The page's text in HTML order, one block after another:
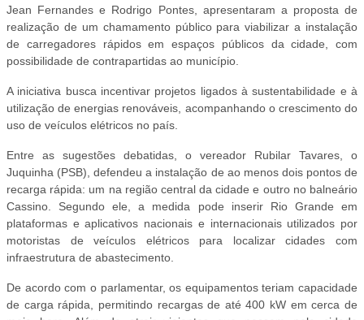
Jean Fernandes e Rodrigo Pontes, apresentaram a proposta de
realização de um chamamento público para viabilizar a instalação
de carregadores rápidos em espaços públicos da cidade, com
possibilidade de contrapartidas ao município.
A iniciativa busca incentivar projetos ligados à sustentabilidade e à
utilização de energias renováveis, acompanhando o crescimento do
uso de veículos elétricos no país.
Entre as sugestões debatidas, o vereador Rubilar Tavares, o
Juquinha (PSB), defendeu a instalação de ao menos dois pontos de
recarga rápida: um na região central da cidade e outro no balneário
Cassino. Segundo ele, a medida pode inserir Rio Grande em
plataformas e aplicativos nacionais e internacionais utilizados por
motoristas de veículos elétricos para localizar cidades com
infraestrutura de abastecimento.
De acordo com o parlamentar, os equipamentos teriam capacidade
de carga rápida, permitindo recargas de até 400 kW em cerca de